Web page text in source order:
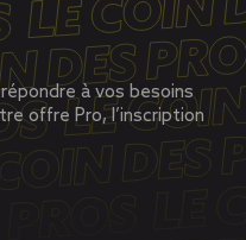
à vos besoins
offre Pro, l’inscription